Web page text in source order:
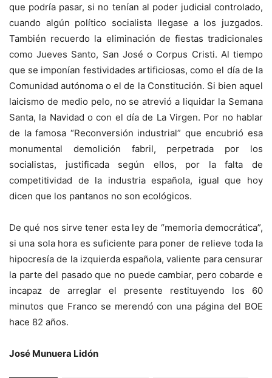
que podría pasar, si no tenían al poder judicial controlado,
cuando algún político socialista llegase a los juzgados.
También recuerdo la eliminación de fiestas tradicionales
como Jueves Santo, San José o Corpus Cristi. Al tiempo
que se imponían festividades artificiosas, como el día de la
Comunidad autónoma o el de la Constitución. Si bien aquel
laicismo de medio pelo, no se atrevió a liquidar la Semana
Santa, la Navidad o con el día de La Virgen. Por no hablar
de la famosa “Reconversión industrial” que encubrió esa
monumental demolición fabril, perpetrada por los
socialistas, justificada según ellos, por la falta de
competitividad de la industria española, igual que hoy
dicen que los pantanos no son ecológicos.
De qué nos sirve tener esta ley de “memoria democrática”,
si una sola hora es suficiente para poner de relieve toda la
hipocresía de la izquierda española, valiente para censurar
la parte del pasado que no puede cambiar, pero cobarde e
incapaz de arreglar el presente restituyendo los 60
minutos que Franco se merendó con una página del BOE
hace 82 años.
José Munuera Lidón